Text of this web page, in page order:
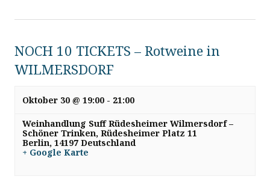
NOCH 10 TICKETS – Rotweine in
WILMERSDORF
Oktober 30 @ 19:00 - 21:00
Weinhandlung Suff Rüdesheimer Wilmersdorf –
Schöner Trinken,Rüdesheimer Platz 11
Berlin, 14197 Deutschland
+ Google Karte